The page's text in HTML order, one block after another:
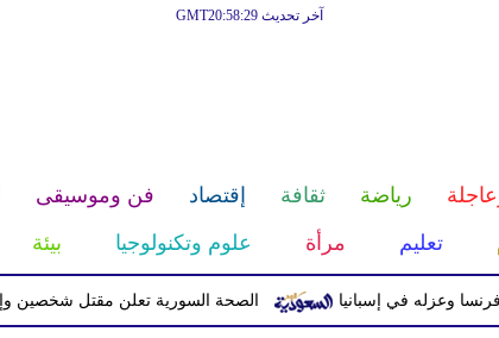
آخر تحديث GMT20:58:29
رياضة ثقافة إقتصاد فن وموسيقى
تعليم مرأة علوم وتكنولوجيا بيئة
الصحة السورية تعلن مقتل شخصين وإصابة 13 بانفجار مركبة قرب دمشق في إسبانيا